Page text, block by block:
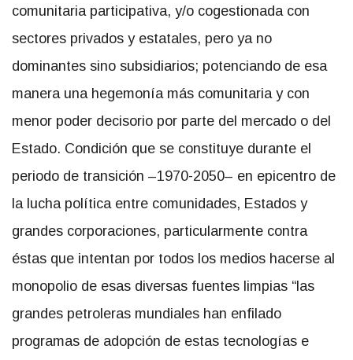
comunitaria participativa, y/o cogestionada con
sectores privados y estatales, pero ya no
dominantes sino subsidiarios; potenciando de esa
manera una hegemonía más comunitaria y con
menor poder decisorio por parte del mercado o del
Estado. Condición que se constituye durante el
periodo de transición –1970-2050– en epicentro de
la lucha política entre comunidades, Estados y
grandes corporaciones, particularmente contra
éstas que intentan por todos los medios hacerse al
monopolio de esas diversas fuentes limpias “las
grandes petroleras mundiales han enfilado
programas de adopción de estas tecnologías e